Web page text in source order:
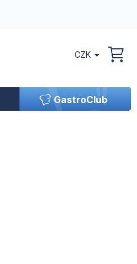
CZK
GastroClub